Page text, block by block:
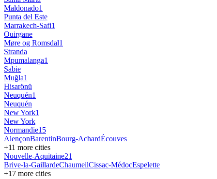
Maldonado1
Punta del Este
Marrakech-Safi1
Ouirgane
Møre og Romsdal1
Stranda
Mpumalanga1
Sabie
Muğla1
Hisarönü
Neuquén1
Neuquén
New York1
New York
Normandie15
AlençonBarentinBourg-AchardÉcouves
+11 more cities
Nouvelle-Aquitaine21
Brive-la-GaillardeChaumeilCissac-MédocEspelette
+17 more cities